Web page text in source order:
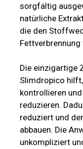
sorgfältig
natürliche
die den
Die einzigartige
Slimdropico
kontrollieren
reduzieren.
reduziert und
abbauen. Die
unkompliziert